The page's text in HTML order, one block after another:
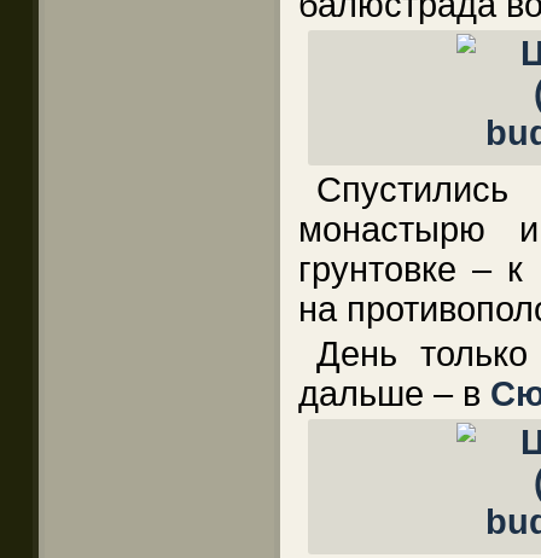
монастырю
грунтовке –
на
День
дальше – в